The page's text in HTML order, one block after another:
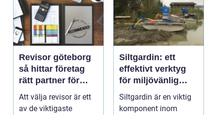
Revisor göteborg
så hittar företag
rätt partner för
trygg tillväxt
Att välja revisor är ett
av de viktigaste
Siltgardin: ett
effektivt verktyg
för miljövänlig
vattenhantering
Siltgardin är en viktig
komponent inom